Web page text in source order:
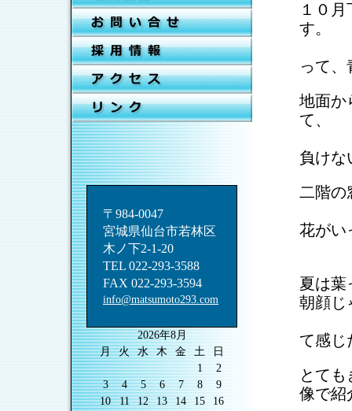
〒984-0047
宮城県仙台市若林区
木ノ下2-1-20
TEL 022-293-3588
FAX 022-293-3594
info@matsumoto293.com
2026年8月
月
火 水 木 金 土
日
1
2
3
4 5 6 7 8
9
10
11 12 13 14 15
16
１０
す。
って
地面か
て、
負けな
二階の
花がい
夏は葉
朝顔じ
て感じ
とて
像で紹